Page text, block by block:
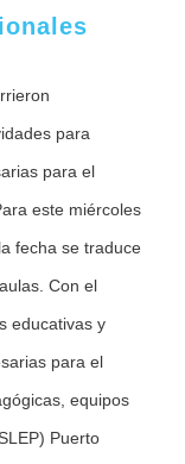
para
para el
este miércoles
fecha se traduce
Con el
educativas y
para el
equipos
Puerto